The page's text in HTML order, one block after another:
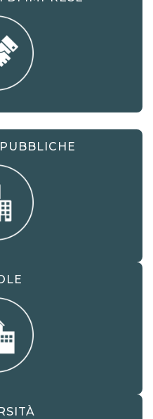
di
che deve
tutte le
nonché
per garantire
dal mercato:
e per le
e da
i limiti
la
e da
una
rete